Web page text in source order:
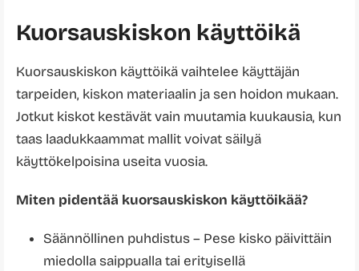
Kuorsauskiskon käyttöikä
Kuorsauskiskon käyttöikä vaihtelee käyttäjän
tarpeiden, kiskon materiaalin ja sen hoidon mukaan.
Jotkut kiskot kestävät vain muutamia kuukausia, kun
taas laadukkaammat mallit voivat säilyä
käyttökelpoisina useita vuosia.
Miten pidentää kuorsauskiskon käyttöikää?
Säännöllinen puhdistus – Pese kisko päivittäin
miedolla saippualla tai erityisellä